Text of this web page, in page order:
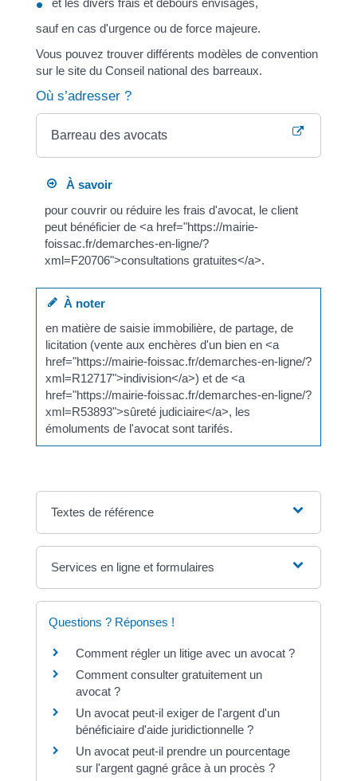
et les divers frais et débours envisagés,
sauf en cas d'urgence ou de force majeure.
Vous pouvez trouver différents modèles de convention
sur le site du Conseil national des barreaux.
Où s’adresser ?
Barreau des avocats
À savoir
pour couvrir ou réduire les frais d'avocat, le client
peut bénéficier de <a href="https://mairie-
foissac.fr/demarches-en-ligne/?
xml=F20706">consultations gratuites</a>.
À noter
en matière de saisie immobilière, de partage, de
licitation (vente aux enchères d'un bien en <a
href="https://mairie-foissac.fr/demarches-en-ligne/?
xml=R12717">indivision</a>) et de <a
href="https://mairie-foissac.fr/demarches-en-ligne/?
xml=R53893">sûreté judiciaire</a>, les
émoluments de l'avocat sont tarifés.
Textes de référence
Services en ligne et formulaires
Questions ? Réponses !
Comment régler un litige avec un avocat ?
Comment consulter gratuitement un
avocat ?
Un avocat peut-il exiger de l'argent d'un
bénéficiaire d'aide juridictionnelle ?
Un avocat peut-il prendre un pourcentage
sur l'argent gagné grâce à un procès ?